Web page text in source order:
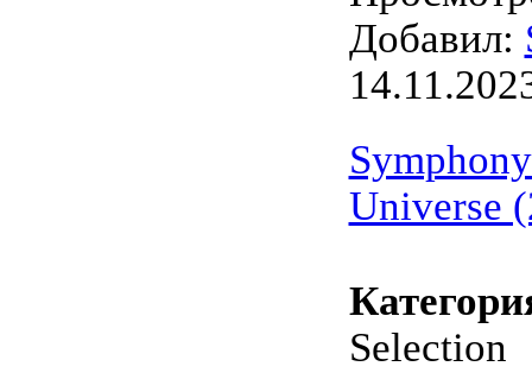
Добавил:
Universe
Selection